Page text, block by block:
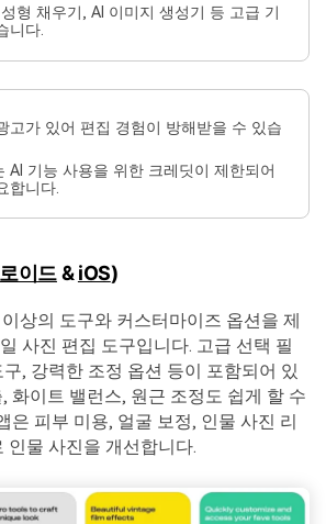
형 채우기, AI 이미지 생성기 등 고급 기
니다.
고가 있어 편집 경험이 방해받을 수 있습
AI 기능 사용을 위한 크레딧이 제한되어
합니다.
이드&iOS)
상의 도구와 커스터마이즈 옵션을 제
사진 편집 도구입니다. 고급 선택 필
, 강력한 조정 옵션 등이 포함되어 있
화이트 밸런스, 원근 조정도 쉽게 할 수
은 피부 미용, 얼굴 보정, 인물 사진 리
인물 사진을 개선합니다.